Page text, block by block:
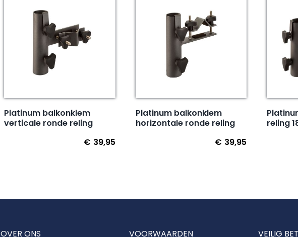
Platinum balkonklem
verticale ronde reling
€ 39,95
Platinum balkonklem
horizontale ronde reling
€ 39,95
reling
OVER ONS VOORWAARDEN VEILIG